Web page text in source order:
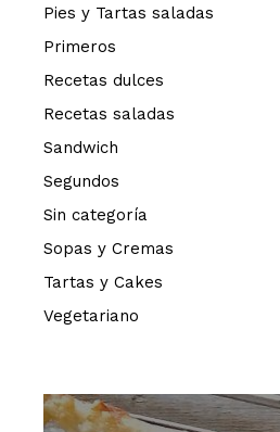
Pies y Tartas saladas
Primeros
Recetas dulces
Recetas saladas
Sandwich
Segundos
Sin categoría
Sopas y Cremas
Tartas y Cakes
Vegetariano